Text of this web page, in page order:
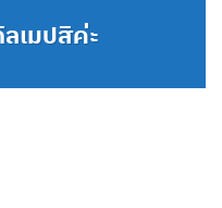
เมปสิค่ะ